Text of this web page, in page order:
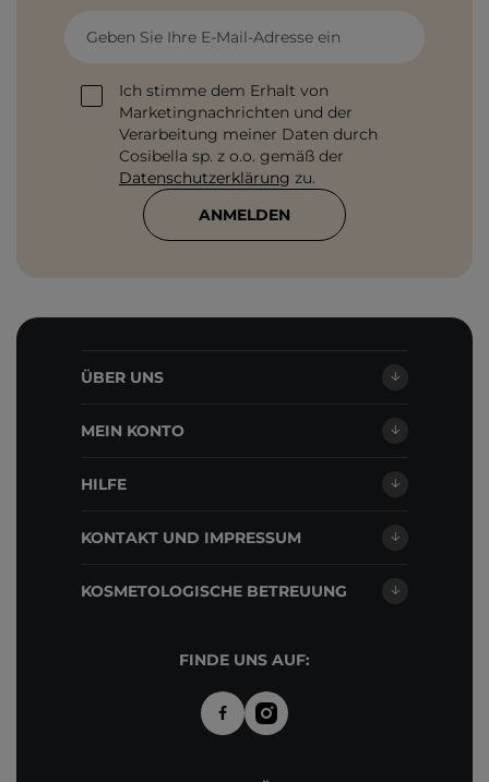
Geben Sie Ihre E-Mail-Adresse ein
Ich stimme dem Erhalt von
Marketingnachrichten und der
Verarbeitung meiner Daten durch
Cosibella sp. z o.o. gemäß der
Datenschutzerklärung zu.
ANMELDEN
ÜBER UNS
MEIN KONTO
HILFE
KONTAKT UND IMPRESSUM
KOSMETOLOGISCHE BETREUUNG
FINDE UNS AUF: